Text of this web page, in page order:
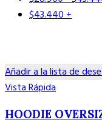
$43.440+
Añadir a la lista de
Vista Rápida
HOODIE